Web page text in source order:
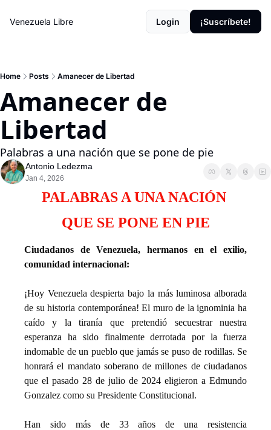
Venezuela Libre Login ¡Suscríbete!
Home Posts Amanecer de Libertad
Amanecer de
Libertad
Palabras a una nación que se pone de pie
Antonio Ledezma
Jan 4, 2026
PALABRAS A UNA NACIÓN
QUE SE PONE EN PIE
Ciudadanos de Venezuela, hermanos en el exilio,
comunidad internacional:
¡Hoy Venezuela despierta bajo la más luminosa alborada
de su historia contemporánea! El muro de la ignominia ha
caído y la tiranía que pretendió secuestrar nuestra
esperanza ha sido finalmente derrotada por la fuerza
indomable de un pueblo que jamás se puso de rodillas. Se
honrará el mandato soberano de millones de ciudadanos
que el pasado 28 de julio de 2024 eligieron a Edmundo
Gonzalez como su Presidente Constitucional.
Han sido más de 33 años de una resistencia